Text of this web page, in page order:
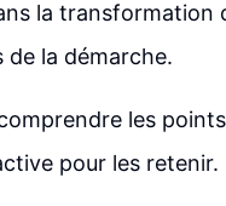
la transformation
la démarche.
les
pour les retenir.